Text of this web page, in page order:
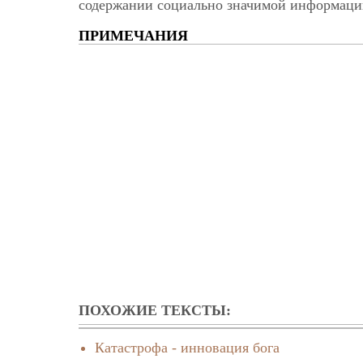
содержании социально значимой
ПРИМЕЧАНИЯ
ПОХОЖИЕ ТЕКСТЫ:
Катастрофа - инновация бога